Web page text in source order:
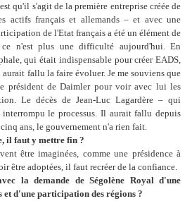
qu'il s'agit de la première entreprise créée de
actifs français et allemands – et avec une
de l'Etat français a été un élément de
n'est plus une difficulté aujourd'hui. En
qui était indispensable pour créer EADS,
fallu la faire évoluer. Je me souviens que
président de Daimler pour voir avec lui les
Le décès de Jean-Luc Lagardère – qui
le processus. Il aurait fallu depuis
ans, le gouvernement n'a rien fait.
il faut y mettre fin ?
être imaginées, comme une présidence à
être adoptées, il faut recréer de la confiance.
la demande de Ségolène Royal d'une
d'une participation des régions ?